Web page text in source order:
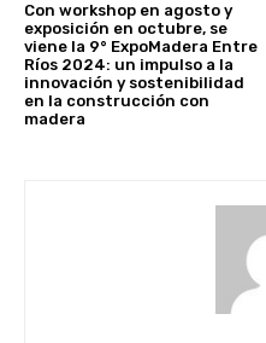
Con workshop en agosto y
exposición en octubre, se
viene la 9° ExpoMadera Entre
Ríos 2024: un impulso a la
innovación y sostenibilidad
en la construcción con
madera